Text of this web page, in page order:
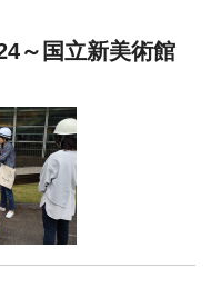
～国立新美術館